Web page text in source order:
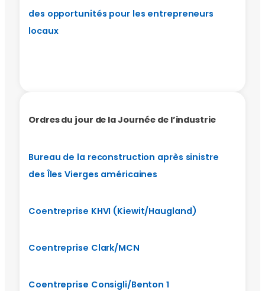
des opportunités pour les entrepreneurs
locaux
Ordres du jour de la Journée de l’industrie
Bureau de la reconstruction après sinistre
des Îles Vierges américaines
Coentreprise KHVI (Kiewit/Haugland)
Coentreprise Clark/MCN
Coentreprise Consigli/Benton 1